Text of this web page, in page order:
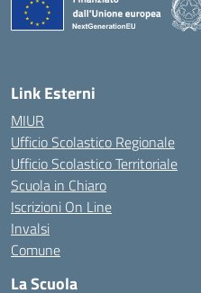
Link Esterni
MIUR
Ufficio Scolastico Regionale
Ufficio Scolastico Territoriale
Scuola in Chiaro
Iscrizioni On Line
Invalsi
Comune
La Scuola